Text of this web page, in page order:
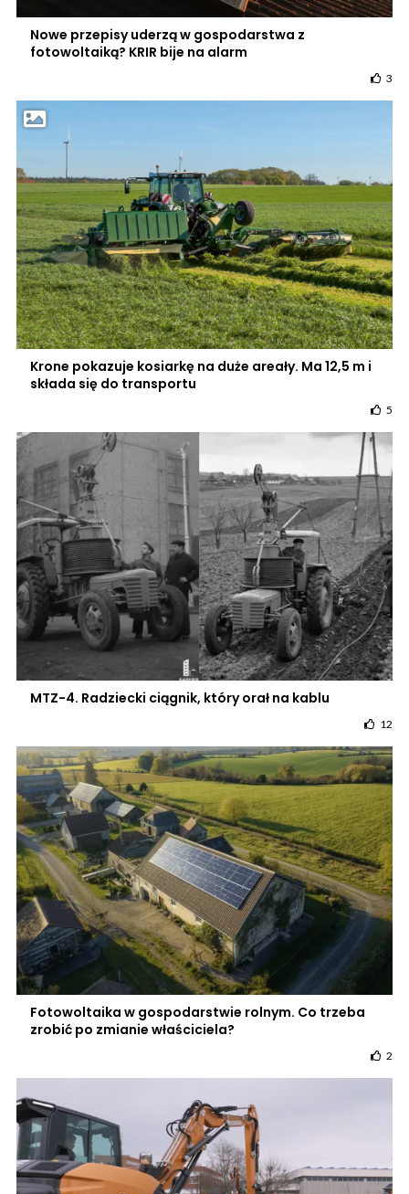
Nowe przepisy uderzą w gospodarstwa z
fotowoltaiką? KRIR bije na alarm
3
Krone pokazuje kosiarkę na duże areały. Ma 12,5 m i
składa się do transportu
5
MTZ-4. Radziecki ciągnik, który orał na kablu
12
Fotowoltaika w gospodarstwie rolnym. Co trzeba
zrobić po zmianie właściciela?
2